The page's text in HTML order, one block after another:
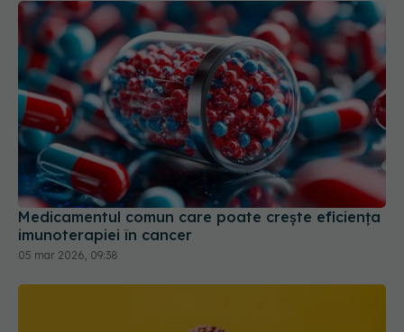
Medicamentul comun care poate crește eficiența
imunoterapiei în cancer
05 mar 2026, 09:38